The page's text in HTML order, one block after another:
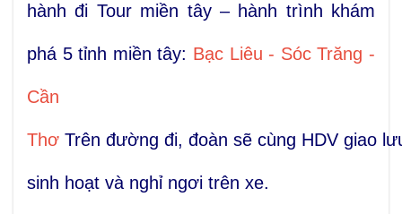
hành đi Tour miền tây – hành trình khám
phá 5 tỉnh miền tây: Bạc Liêu - Sóc Trăng -
Cần
Thơ Trên đường đi, đoàn sẽ cùng HDV giao
sinh hoạt và nghỉ ngơi trên xe.